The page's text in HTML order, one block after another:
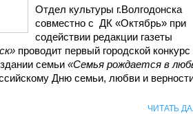
Отдел культуры г.Волгодонска
совместно с ДК «Октябрь» при
содействии редакции газеты
проводит первый городской конкурс
семьи «Семья рождается в
Дню семьи, любви и
ЧИТАТЬ